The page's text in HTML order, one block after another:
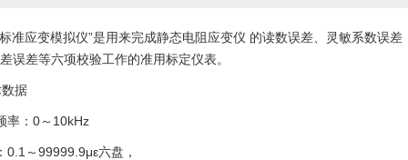
准应变模拟仪”是用来完成静态电阻应变仪 的读数误差、灵敏系数误差
误差等六项校验工作的准用标定仪表。
据
率：0～10kHz
0.1～99999.9με六盘，